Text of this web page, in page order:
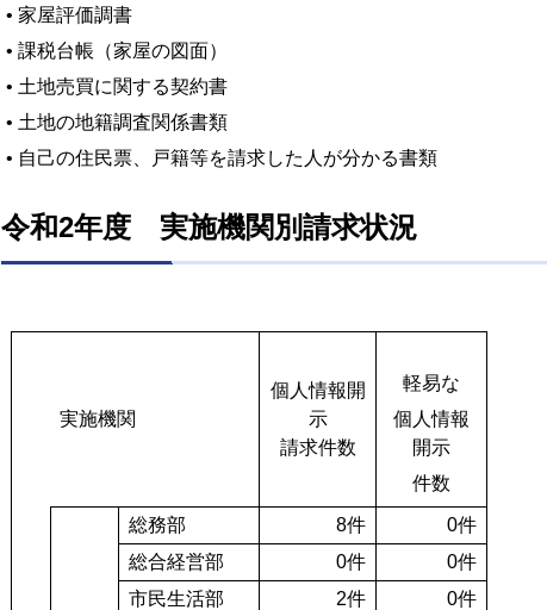
• 家屋評価調書
• 課税台帳（家屋の図面）
• 土地売買に関する契約書
• 土地の地籍調査関係書類
• 自己の住民票、戸籍等を請求した人が分かる書類
令和2年度 実施機関別請求状況
実施機関
個人情報開
示
請求件数
軽易な
個人情報
開示
件数
総務部 8件
0件
総合経営部
0件
0件
市民生活部
2件
0件